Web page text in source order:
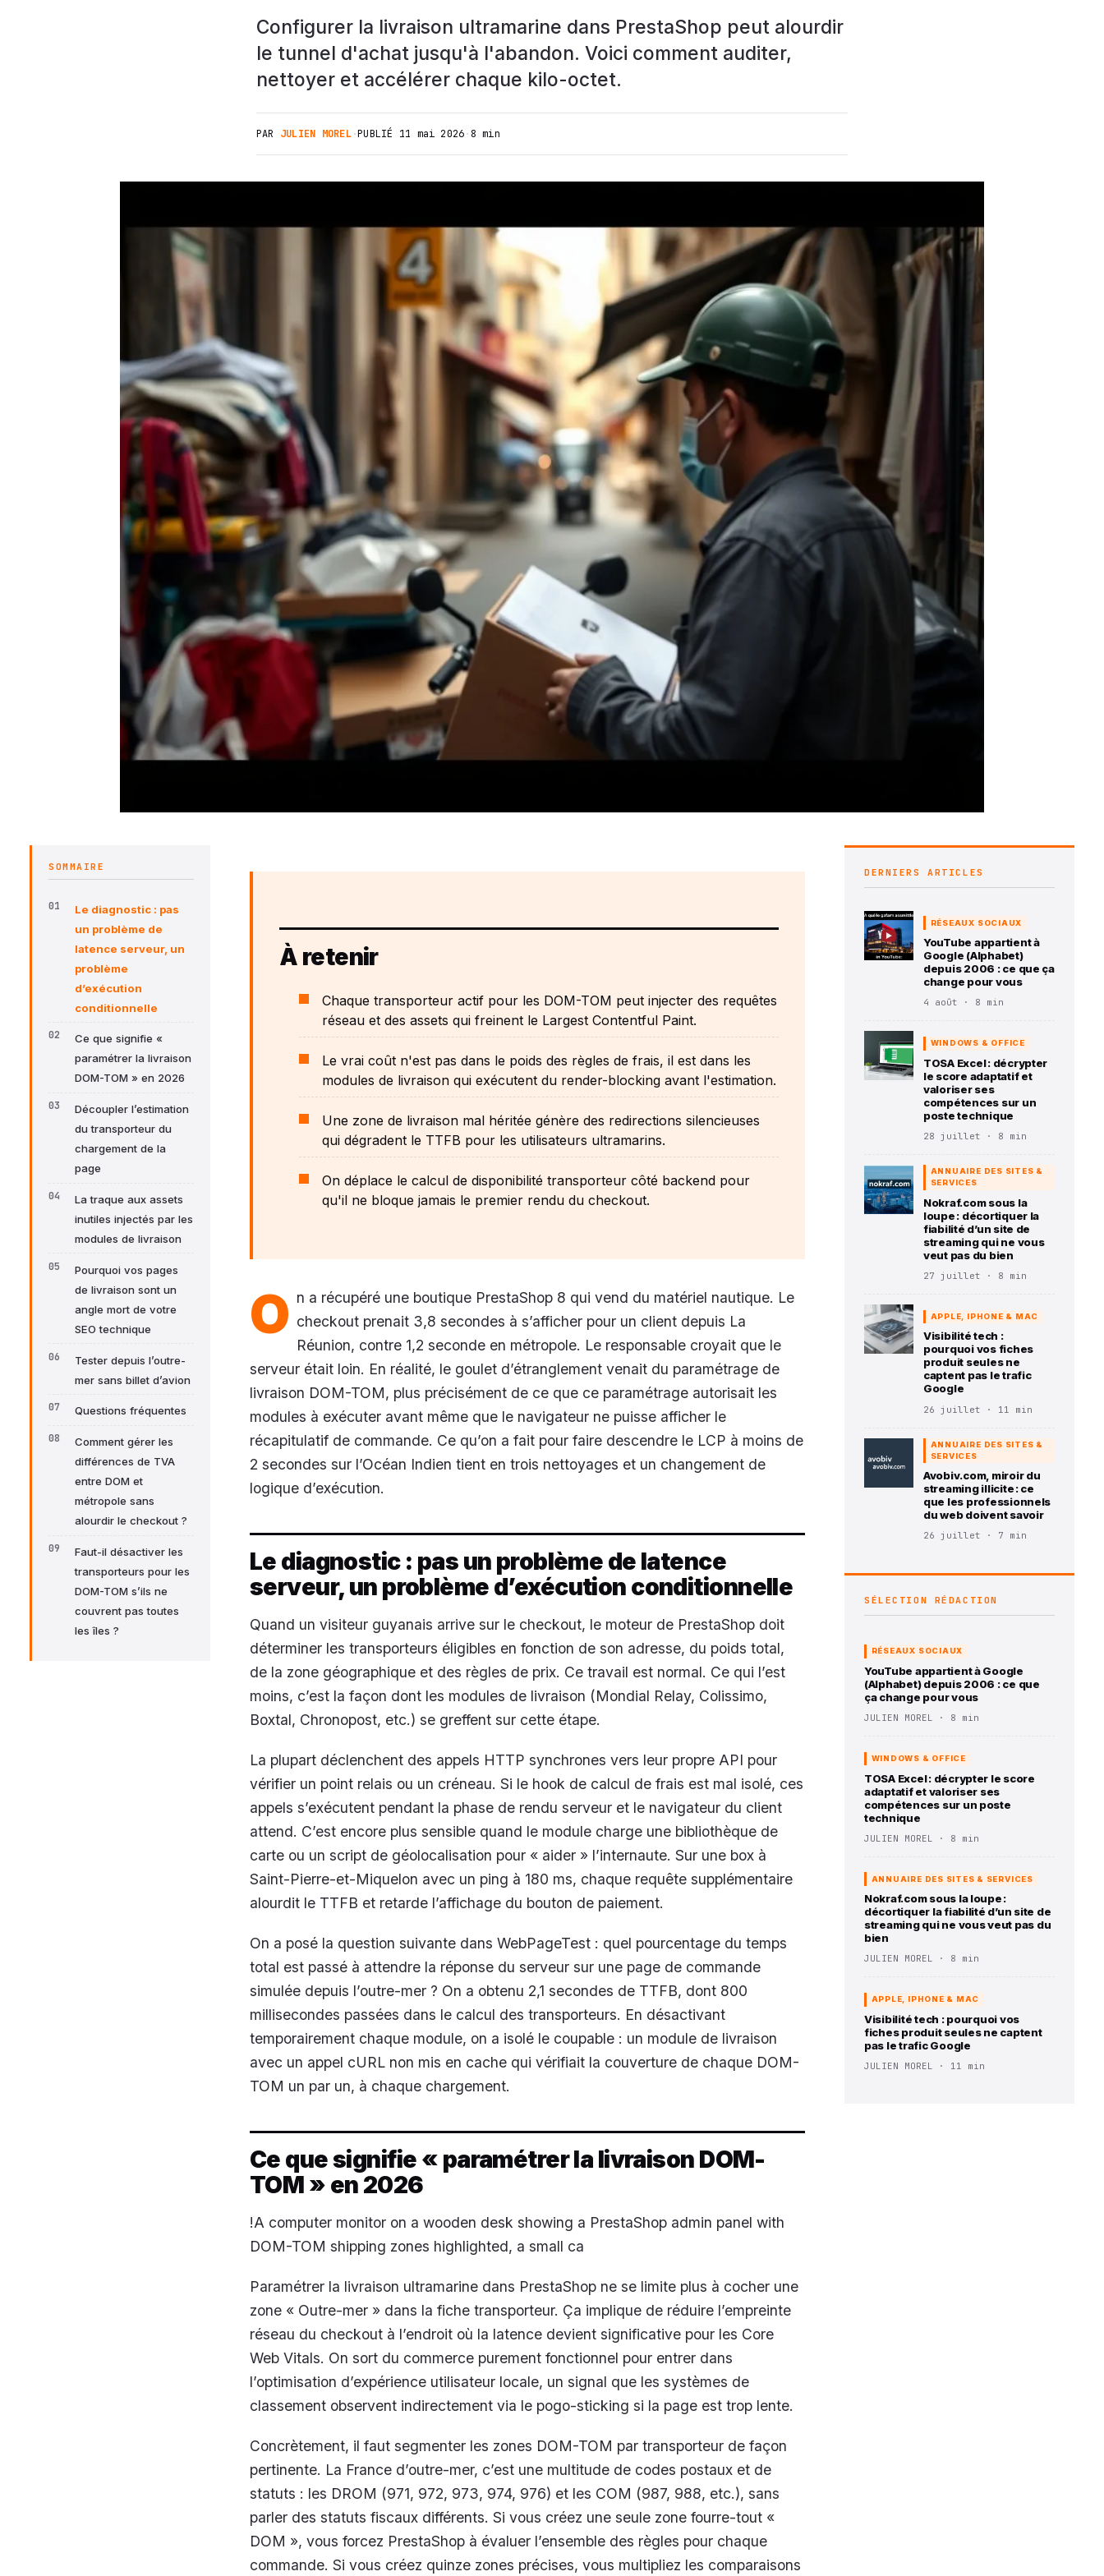
Configurer la livraison ultramarine dans PrestaShop peut alourdir
le tunnel d'achat jusqu'à l'abandon. Voici comment auditer,
nettoyer et accélérer chaque kilo-octet.
PAR JULIEN MOREL·PUBLIÉ 11 mai 2026· 8 min
SOMMAIRE
Le diagnostic : pas
un problème de
latence serveur, un
problème
d’exécution
conditionnelle
Ce que signifie «
paramétrer la livraison
DOM-TOM » en 2026
Découpler l’estimation
du transporteur du
chargement de la
page
La traque aux assets
inutiles injectés par les
modules de livraison
Pourquoi vos pages
de livraison sont un
angle mort de votre
SEO technique
Tester depuis l’outre-
mer sans billet d’avion
Questions fréquentes
Comment gérer les
différences de TVA
entre DOM et
métropole sans
alourdir le checkout ?
Faut-il désactiver les
transporteurs pour les
DOM-TOM s’ils ne
couvrent pas toutes
les îles ?
À retenir
Chaque transporteur actif pour les DOM-TOM peut injecter des requêtes
réseau et des assets qui freinent le Largest Contentful Paint.
Le vrai coût n'est pas dans le poids des règles de frais, il est dans les
modules de livraison qui exécutent du render-blocking avant l'estimation.
Une zone de livraison mal héritée génère des redirections silencieuses
qui dégradent le TTFB pour les utilisateurs ultramarins.
On déplace le calcul de disponibilité transporteur côté backend pour
qu'il ne bloque jamais le premier rendu du checkout.
O n a récupéré une boutique PrestaShop 8 qui vend du matériel nautique. Le
checkout prenait 3,8 secondes à s’afficher pour un client depuis La
Réunion, contre 1,2 seconde en métropole. Le responsable croyait que le
serveur était loin. En réalité, le goulet d’étranglement venait du paramétrage de
livraison DOM-TOM, plus précisément de ce que ce paramétrage autorisait les
modules à exécuter avant même que le navigateur ne puisse afficher le
récapitulatif de commande. Ce qu’on a fait pour faire descendre le LCP à moins de
2 secondes sur l’Océan Indien tient en trois nettoyages et un changement de
logique d’exécution.
Le diagnostic : pas un problème de latence
serveur, un problème d’exécution conditionnelle
Quand un visiteur guyanais arrive sur le checkout, le moteur de PrestaShop doit
déterminer les transporteurs éligibles en fonction de son adresse, du poids total,
de la zone géographique et des règles de prix. Ce travail est normal. Ce qui l’est
moins, c’est la façon dont les modules de livraison (Mondial Relay, Colissimo,
Boxtal, Chronopost, etc.) se greffent sur cette étape.
La plupart déclenchent des appels HTTP synchrones vers leur propre API pour
vérifier un point relais ou un créneau. Si le hook de calcul de frais est mal isolé, ces
appels s’exécutent pendant la phase de rendu serveur et le navigateur du client
attend. C’est encore plus sensible quand le module charge une bibliothèque de
carte ou un script de géolocalisation pour « aider » l’internaute. Sur une box à
Saint-Pierre-et-Miquelon avec un ping à 180 ms, chaque requête supplémentaire
alourdit le TTFB et retarde l’affichage du bouton de paiement.
On a posé la question suivante dans WebPageTest : quel pourcentage du temps
total est passé à attendre la réponse du serveur sur une page de commande
simulée depuis l’outre-mer ? On a obtenu 2,1 secondes de TTFB, dont 800
millisecondes passées dans le calcul des transporteurs. En désactivant
temporairement chaque module, on a isolé le coupable : un module de livraison
avec un appel cURL non mis en cache qui vérifiait la couverture de chaque DOM-
TOM un par un, à chaque chargement.
Ce que signifie « paramétrer la livraison DOM-
TOM » en 2026
!A computer monitor on a wooden desk showing a PrestaShop admin panel with
DOM-TOM shipping zones highlighted, a small ca
Paramétrer la livraison ultramarine dans PrestaShop ne se limite plus à cocher une
zone « Outre-mer » dans la fiche transporteur. Ça implique de réduire l’empreinte
réseau du checkout à l’endroit où la latence devient significative pour les Core
Web Vitals. On sort du commerce purement fonctionnel pour entrer dans
l’optimisation d’expérience utilisateur locale, un signal que les systèmes de
classement observent indirectement via le pogo-sticking si la page est trop lente.
Concrètement, il faut segmenter les zones DOM-TOM par transporteur de façon
pertinente. La France d’outre-mer, c’est une multitude de codes postaux et de
statuts : les DROM (971, 972, 973, 974, 976) et les COM (987, 988, etc.), sans
parler des statuts fiscaux différents. Si vous créez une seule zone fourre-tout «
DOM », vous forcez PrestaShop à évaluer l’ensemble des règles pour chaque
commande. Si vous créez quinze zones précises, vous multipliez les comparaisons
DERNIERS ARTICLES
RÉSEAUX SOCIAUX
YouTube appartient à
Google (Alphabet)
depuis 2006 : ce que ça
change pour vous
4 août · 8 min
WINDOWS & OFFICE
TOSA Excel : décrypter
le score adaptatif et
valoriser ses
compétences sur un
poste technique
28 juillet · 8 min
ANNUAIRE DES SITES &
SERVICES
Nokraf.com sous la
loupe : décortiquer la
fiabilité d’un site de
streaming qui ne vous
veut pas du bien
27 juillet · 8 min
APPLE, IPHONE & MAC
Visibilité tech :
pourquoi vos fiches
produit seules ne
captent pas le trafic
Google
26 juillet · 11 min
ANNUAIRE DES SITES &
SERVICES
Avobiv.com, miroir du
streaming illicite : ce
que les professionnels
du web doivent savoir
26 juillet · 7 min
SÉLECTION RÉDACTION
RÉSEAUX SOCIAUX
YouTube appartient à Google
(Alphabet) depuis 2006 : ce que
ça change pour vous
JULIEN MOREL · 8 min
WINDOWS & OFFICE
TOSA Excel : décrypter le score
adaptatif et valoriser ses
compétences sur un poste
technique
JULIEN MOREL · 8 min
ANNUAIRE DES SITES & SERVICES
Nokraf.com sous la loupe :
décortiquer la fiabilité d’un site de
streaming qui ne vous veut pas du
bien
JULIEN MOREL · 8 min
APPLE, IPHONE & MAC
Visibilité tech : pourquoi vos
fiches produit seules ne captent
pas le trafic Google
JULIEN MOREL · 11 min